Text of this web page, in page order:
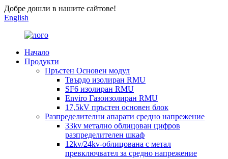
Добре дошли в нашите сайтове!
English
Начало
Продукти
Пръстен Основен модул
Твърдо изолиран RMU
SF6 изолиран RMU
Enviro Газоизолиран RMU
17,5kV пръстен основен блок
Разпределителни апарати средно напрежение
33kv метално облицован цифров
разпределителен шкаф
12kv/24kv-облицована с метал
превключвател за средно напрежение